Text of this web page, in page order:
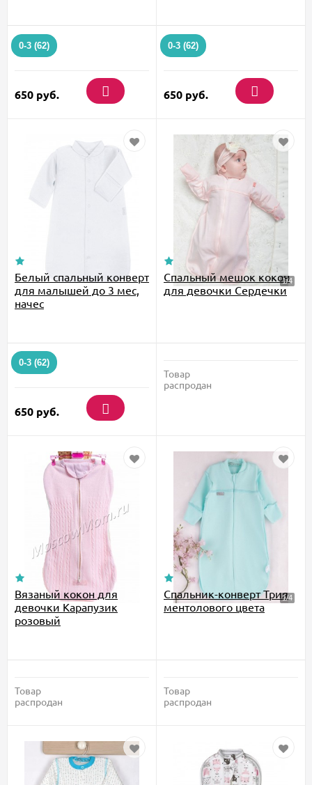
0-3 (62)
650 руб.
0-3 (62)
650 руб.
Белый спальный конверт
для малышей до 3 мес,
начес
0-3 (62)
650 руб.
Спальный мешок кокон
для девочки Сердечки
Товар
распродан
Вязаный кокон для
девочки Карапузик
розовый
Товар
распродан
Спальник-конверт Трия
ментолового цвета
Товар
распродан